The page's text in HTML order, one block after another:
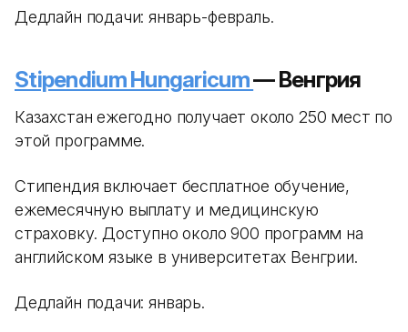
Дедлайн подачи: январь-февраль.
Stipendium Hungaricum— Венгрия
Казахстан ежегодно получает около 250 мест по
этой программе.
Стипендия включает бесплатное обучение,
ежемесячную выплату и медицинскую
страховку. Доступно около 900 программ на
английском языке в университетах Венгрии.
Дедлайн подачи: январь.